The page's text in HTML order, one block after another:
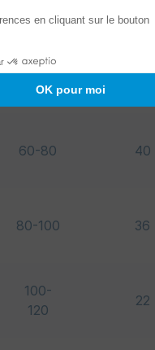
45-60 50
60-80 40
80-100 36
100-
120
22